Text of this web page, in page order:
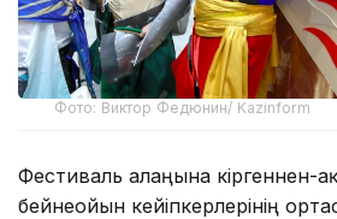
Фото: Виктор Федюнин/ Kazinform
Фестиваль алаңына кіргеннен-
бейнеойын кейіпкерлерінің